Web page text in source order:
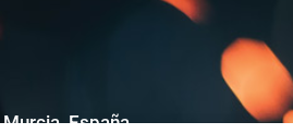
España